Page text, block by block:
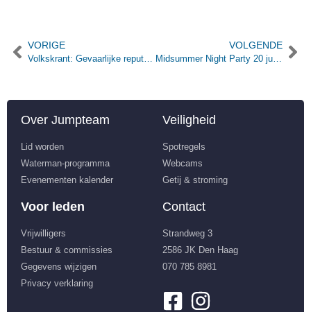
VORIGE
Volkskrant: Gevaarlijke reputatie kitesurfen onterecht
VOLGENDE
Midsummer Night Party 20 juni (Hawaii Tropic)
Over Jumpteam
Lid worden
Waterman-programma
Evenementen kalender
Veiligheid
Spotregels
Webcams
Getij & stroming
Voor leden
Vrijwilligers
Bestuur & commissies
Gegevens wijzigen
Privacy verklaring
Contact
Strandweg 3
2586 JK Den Haag
070 785 8981